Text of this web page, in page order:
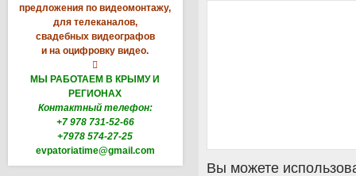
предложения по видеомонтажу,
для телеканалов,
свадебных видеографов
и на оцифровку видео.

МЫ РАБОТАЕМ В КРЫМУ И
РЕГИОНАХ
Контактный телефон:
+7 978 731-52-66
+7978 574-27-25
evpatoriatime@gmail.com
Вы можете